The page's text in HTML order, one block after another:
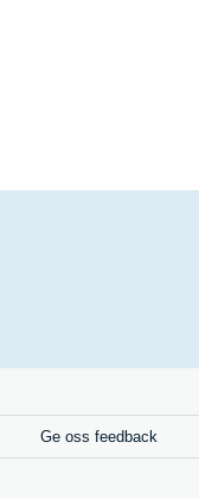
Ge oss feedback